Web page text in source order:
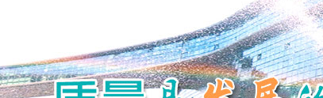
行业新闻
技术知识